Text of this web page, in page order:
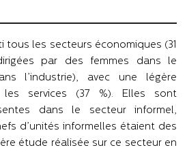
tous les secteurs économiques (31
par des femmes dans le
l’industrie), avec une légère
les services (37 %). Elles sont
dans le secteur informel,
d’unités informelles étaient des
étude réalisée sur ce secteur en